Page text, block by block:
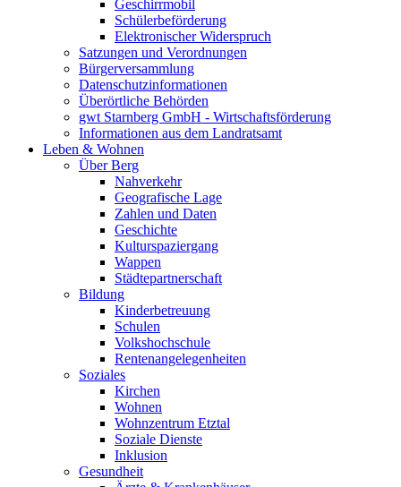
Geschirrmobil
Schülerbeförderung
Elektronischer Widerspruch
Satzungen und Verordnungen
Bürgerversammlung
Datenschutzinformationen
Überörtliche Behörden
gwt Starnberg GmbH - Wirtschaftsförderung
Informationen aus dem Landratsamt
Leben & Wohnen
Über Berg
Nahverkehr
Geografische Lage
Zahlen und Daten
Geschichte
Kulturspaziergang
Wappen
Städtepartnerschaft
Bildung
Kinderbetreuung
Schulen
Volkshochschule
Rentenangelegenheiten
Soziales
Kirchen
Wohnen
Wohnzentrum Etztal
Soziale Dienste
Inklusion
Gesundheit